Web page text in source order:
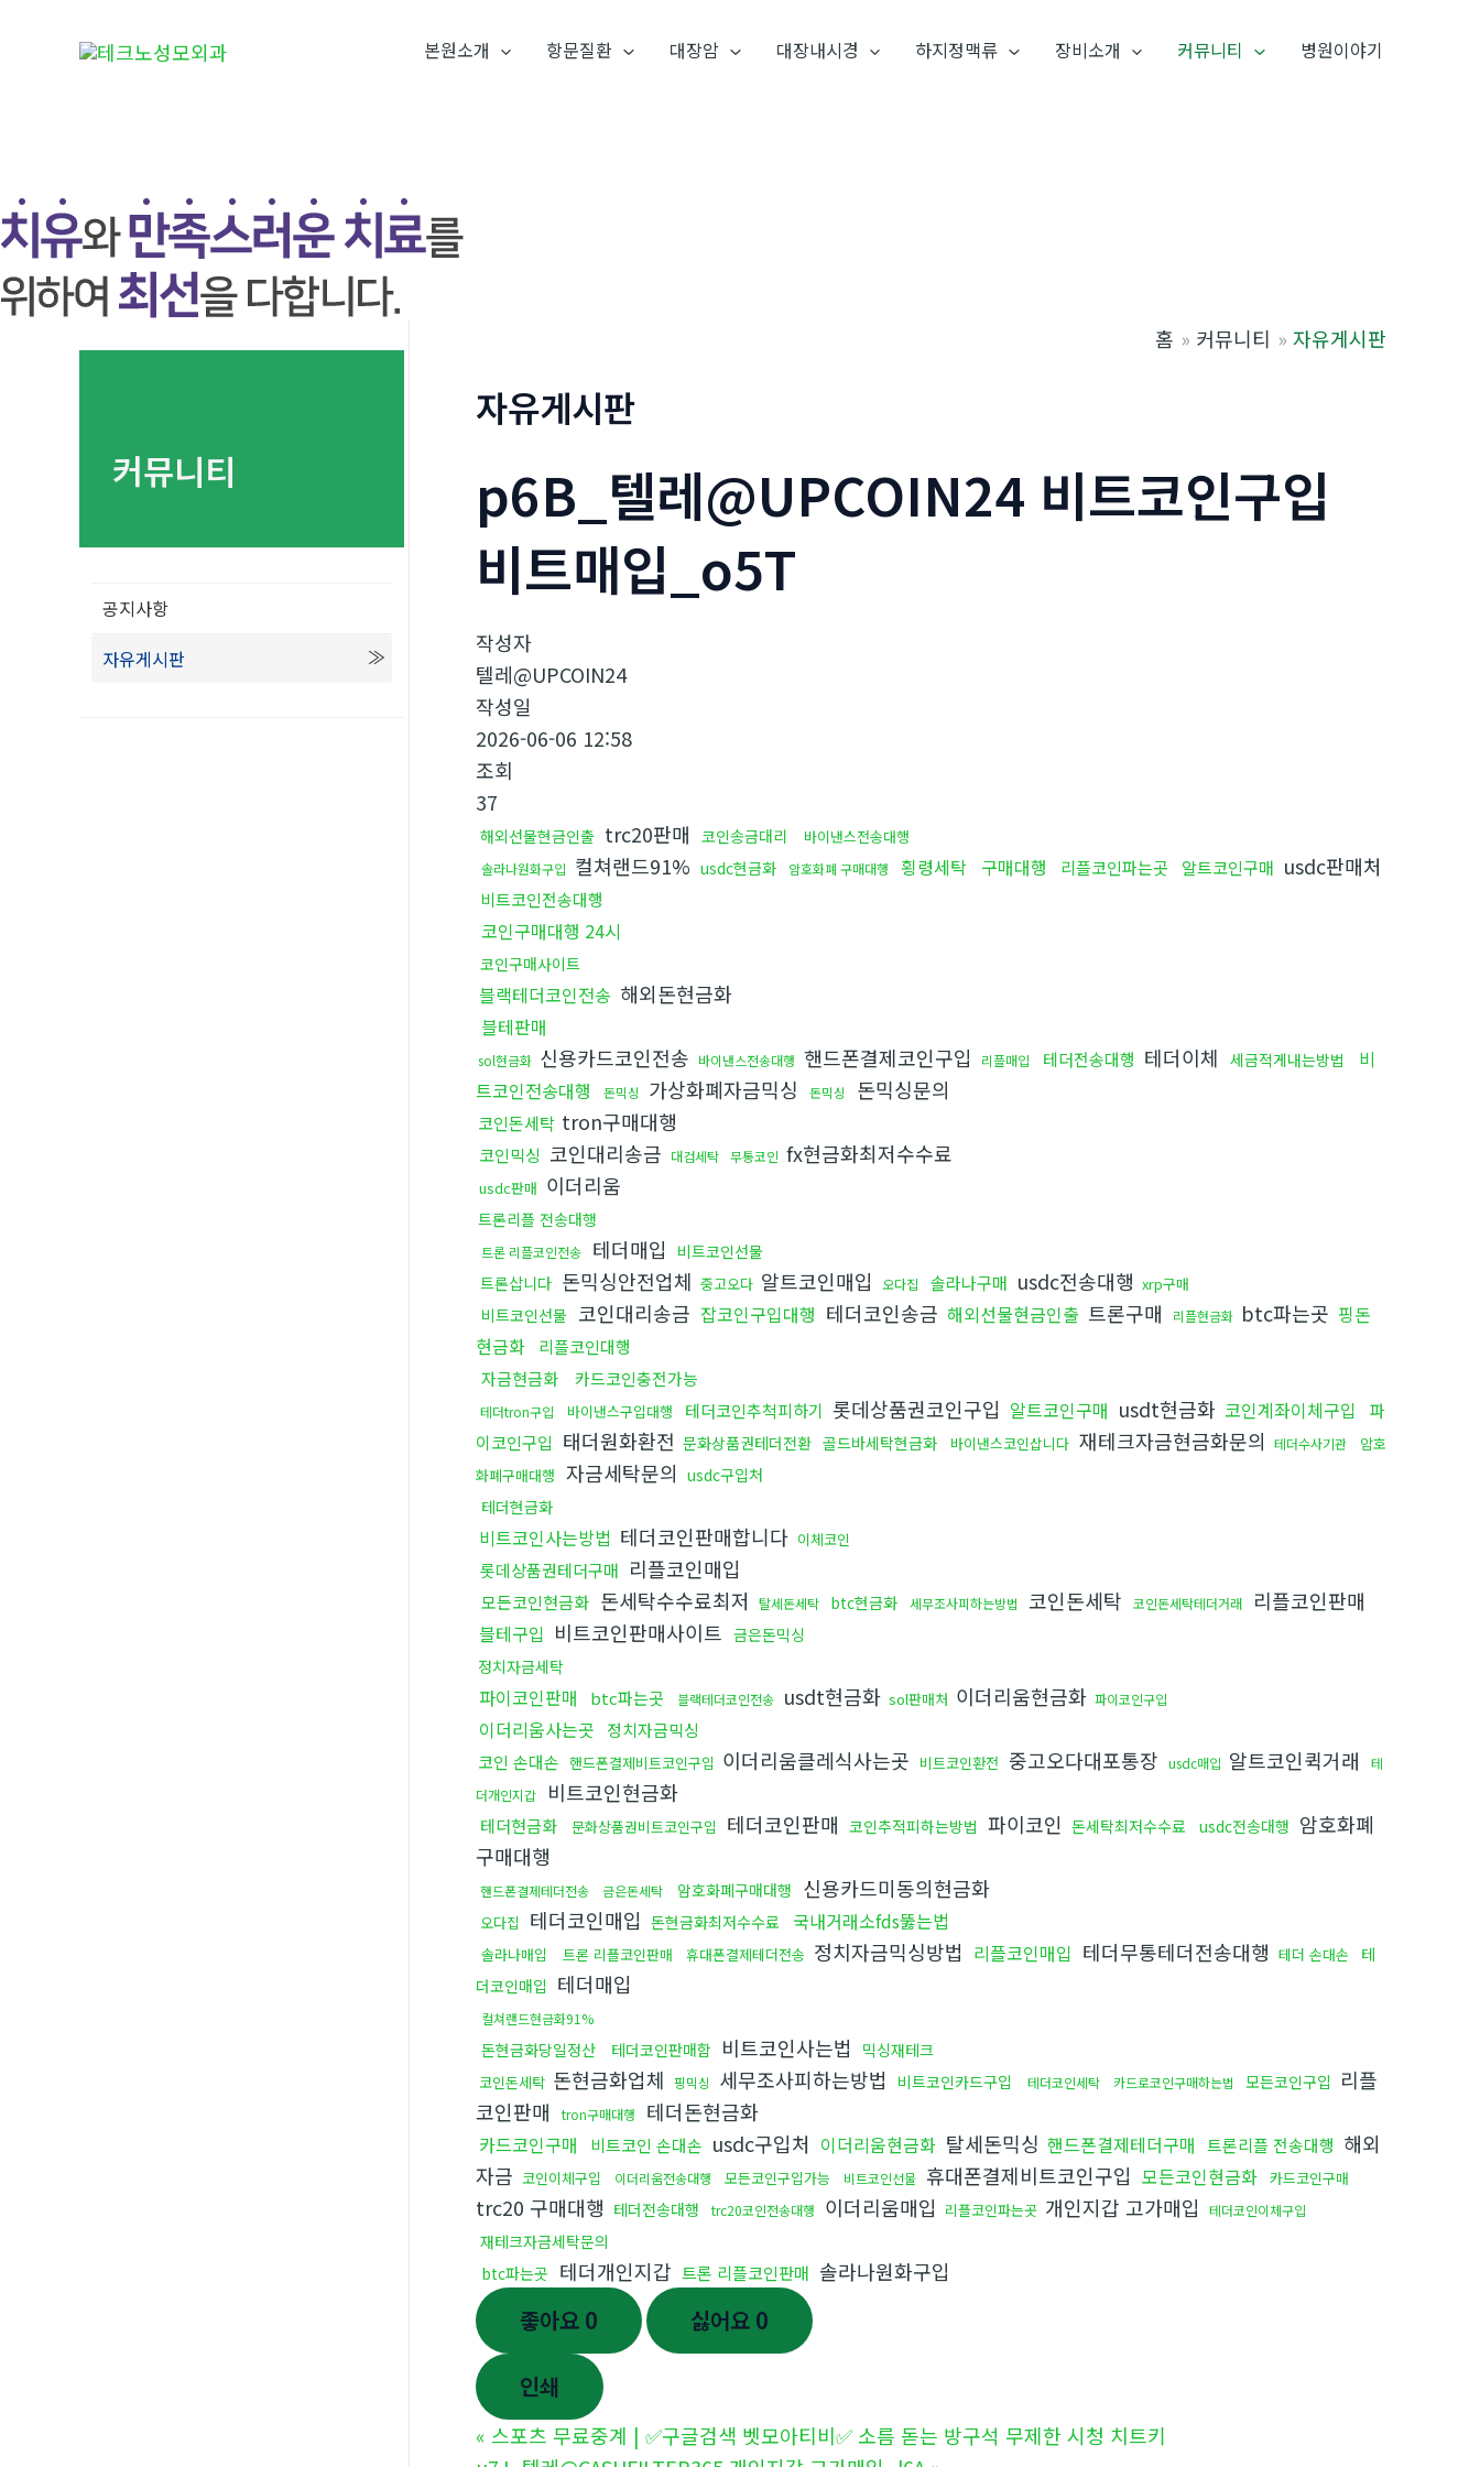
뛰
기
본원소개 항문질환 대장암 대장내시경 하지정맥류 장비소개 커뮤니티 병원이야기
커뮤니티
공지사항
자유게시판
홈 커뮤니티 자유게시판
자유게시판
p6B_텔레@UPCOIN24 비트코인구입
비트매입_o5T
작성자
텔레@UPCOIN24
작성일
2026-06-06 12:58
조회
37
해외선물현금인출 trc20판매 코인송금대리 바이낸스전송대행
솔라나원화구입 컬쳐랜드91% usdc현금화 암호화폐 구매대행 횡령세탁 구매대행 리플코인파는곳 알트코인구매 usdc판매처
비트코인전송대행
코인구매대행 24시
코인구매사이트
블랙테더코인전송 해외돈현금화
블테판매
sol현금화 신용카드코인전송 바이낸스전송대행 핸드폰결제코인구입 리플매입 테더전송대행 테더이체 세금적게내는방법
비
트코인전송대행
돈믹싱 가상화폐자금믹싱 돈믹싱 돈믹싱문의
코인돈세탁 tron구매대행
코인믹싱 코인대리송금 대검세탁 무통코인 fx현금화최저수수료
usdc판매 이더리움
트론리플 전송대행
트론 리플코인전송 테더매입
비트코인선물
트론삽니다 돈믹싱안전업체 중고오다 알트코인매입 오다집 솔라나구매 usdc전송대행 xrp구매
비트코인선물 코인대리송금 잡코인구입대행 테더코인송금 해외선물현금인출 트론구매 리플현금화 btc파는곳 핑돈
현금화
리플코인대행
자금현금화
카드코인충전가능
테더tron구입 바이낸스구입대행 테더코인추척피하기 롯데상품권코인구입 알트코인구매 usdt현금화 코인계좌이체구입
파
이코인구입 태더원화환전 문화상품권테더전환 골드바세탁현금화 바이낸스코인삽니다 재테크자금현금화문의 테더수사기관
암호
화폐구매대행 자금세탁문의 usdc구입처
테더현금화
비트코인사는방법 테더코인판매합니다 이체코인
롯데상품권테더구매 리플코인매입
모든코인현금화 돈세탁수수료최저 탈세돈세탁 btc현금화 세무조사피하는방법 코인돈세탁 코인돈세탁테더거래 리플코인판매
블테구입 비트코인판매사이트 금은돈믹싱
정치자금세탁
파이코인판매 btc파는곳 블랙테더코인전송 usdt현금화 sol판매처 이더리움현금화 파이코인구입
이더리움사는곳
정치자금믹싱
코인 손대손 핸드폰결제비트코인구입 이더리움클레식사는곳 비트코인환전 중고오다대포통장 usdc매입 알트코인퀵거래
테
더개인지갑
비트코인현금화
테더현금화 문화상품권비트코인구입 테더코인판매 코인추적피하는방법 파이코인 돈세탁최저수수료 usdc전송대행 암호화폐
구매대행
핸드폰결제테더전송 금은돈세탁 암호화폐구매대행 신용카드미동의현금화
오다집 테더코인매입 돈현금화최저수수료 국내거래소fds뚫는법
솔라나매입 트론 리플코인판매 휴대폰결제테더전송 정치자금믹싱방법 리플코인매입 테더무통테더전송대행 테더 손대손
테
더코인매입 테더매입
컬쳐랜드현금화91%
돈현금화당일정산 테더코인판매함 비트코인사는법 믹싱재테크
코인돈세탁 돈현금화업체 핑믹싱 세무조사피하는방법 비트코인카드구입 테더코인세탁 카드로코인구매하는법 모든코인구입 리플
코인판매
tron구매대행 테더돈현금화
카드코인구매 비트코인 손대손 usdc구입처 이더리움현금화 탈세돈믹싱 핸드폰결제테더구매 트론리플 전송대행 해외
자금 코인이체구입 이더리움전송대행 모든코인구입가능 비트코인선물 휴대폰결제비트코인구입 모든코인현금화 카드코인구매
trc20 구매대행 테더전송대행 trc20코인전송대행 이더리움매입 리플코인파는곳 개인지갑 고가매입 테더코인이체구입
재테크자금세탁문의
btc파는곳 테더개인지갑 트론 리플코인판매 솔라나원화구입
좋아요 0 싫어요 0
인쇄
« 스포츠 무료중계 | ✅구글검색 벳모아티비✅ 소름 돋는 방구석 무제한 시청 치트키